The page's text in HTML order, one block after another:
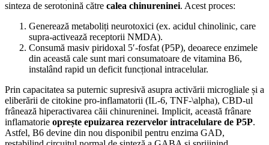
sinteza de serotonină către calea chinureninei. Acest proces:
​Generează metaboliți neurotoxici (ex. acidul chinolinic, care
supra-activează receptorii NMDA).
​Consumă masiv piridoxal 5′-fosfat (P5P), deoarece enzimele
din această cale sunt mari consumatoare de vitamina B6,
instalând rapid un deficit funcțional intracelular.
​Prin capacitatea sa puternic supresivă asupra activării microgliale și a
eliberării de citokine pro-inflamatorii (IL-6, TNF-\alpha), CBD-ul
frânează hiperactivarea căii chinureninei. Implicit, această frânare
inflamatorie oprește epuizarea rezervelor intracelulare de P5P.
Astfel, B6 devine din nou disponibil pentru enzima GAD,